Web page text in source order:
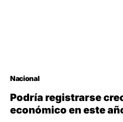
Nacional
Podría registrarse
económico en este